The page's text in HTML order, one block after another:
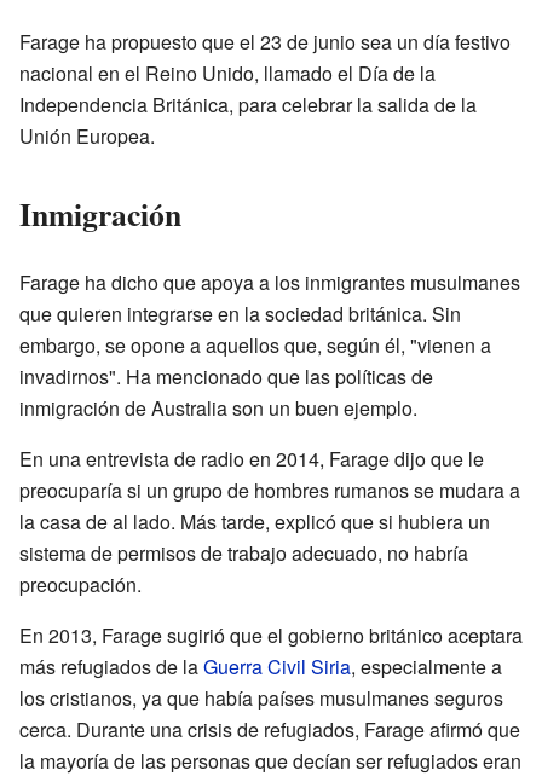
Farage ha propuesto que el 23 de junio sea un día festivo
nacional en el Reino Unido, llamado el Día de la
Independencia Británica, para celebrar la salida de la
Unión Europea.
Inmigración
Farage ha dicho que apoya a los inmigrantes musulmanes
que quieren integrarse en la sociedad británica. Sin
embargo, se opone a aquellos que, según él, "vienen a
invadirnos". Ha mencionado que las políticas de
inmigración de Australia son un buen ejemplo.
En una entrevista de radio en 2014, Farage dijo que le
preocuparía si un grupo de hombres rumanos se mudara a
la casa de al lado. Más tarde, explicó que si hubiera un
sistema de permisos de trabajo adecuado, no habría
preocupación.
En 2013, Farage sugirió que el gobierno británico aceptara
más refugiados de laGuerra Civil Siria, especialmente a
los cristianos, ya que había países musulmanes seguros
cerca. Durante una crisis de refugiados, Farage afirmó que
la mayoría de las personas que decían ser refugiados eran